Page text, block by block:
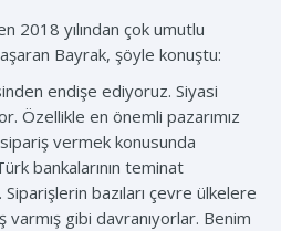
2018 yılından çok umutlu
Bayrak, şöyle konuştu:
endişe ediyoruz. Siyasi
Özellikle en önemli pazarımız
vermek konusunda
bankalarının teminat
bazıları çevre ülkelere
varmış gibi davranıyorlar. Benim